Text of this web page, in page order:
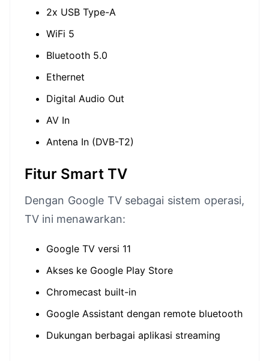
2x USB Type-A
WiFi 5
Bluetooth 5.0
Ethernet
Digital Audio Out
AV In
Antena In (DVB-T2)
Fitur Smart TV
Dengan Google TV sebagai sistem operasi,
TV ini menawarkan:
Google TV versi 11
Akses ke Google Play Store
Chromecast built-in
Google Assistant dengan remote bluetooth
Dukungan berbagai aplikasi streaming